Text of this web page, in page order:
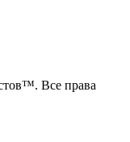
Все права